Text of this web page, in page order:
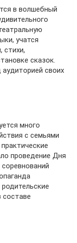
в волшебный
учатся
стихи,
сказок.
своих
много
с семьями
проведение Дня
составе